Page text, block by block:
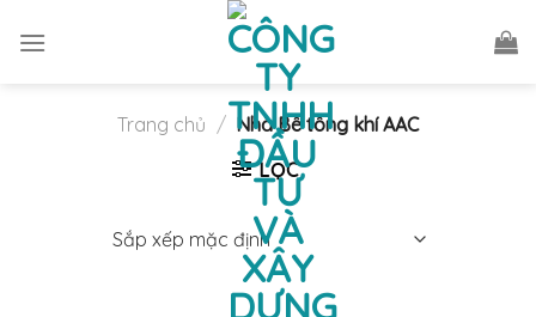
Trang chủ / Nhà Bê tông khí AAC
LỌC